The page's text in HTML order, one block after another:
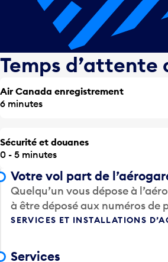
Temps d’attente
Air Canada enregistrement
6 minutes
Sécurité et douanes
0 - 5 minutes
Votre vol part de
Quelqu’un vous dépose à
à être déposé aux numéros de
SERVICES ET INSTALLATIONS
Services